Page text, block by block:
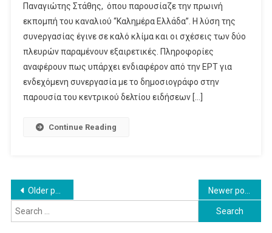
ΑΝΤ1
Στην
ΕΡΤ…
Παναγιώτης Στάθης, όπου παρουσίαζε την πρωινή
εκπομπή του καναλιού “Καλημέρα Ελλάδα”. Η λύση της
συνeργασίας έγινε σε καλό κλίμα και οι σχέσεις των δύο
πλευρών παραμένουν εξαιρετικές. Πληροφορίες
αναφέρουν πως υπάρχει ενδιαφέρον από την ΕΡΤ για
ενδεχόμενη συνεργασία με το δημοσιογράφο στην
παρουσία του κεντρικού δελτίου ειδήσεων […]
Continue Reading
Posts
navigation
Older posts
Search
for: